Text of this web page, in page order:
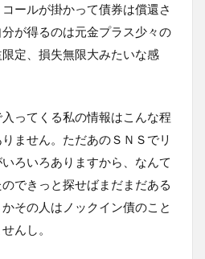
ールが掛かって債券は償還さ
が得るのは元金プラス少々の
定、損失無限大みたいな感
ってくる私の情報はこんな程
ません。ただあのＳＮＳでリ
ろいろありますから、なんて
できっと探せばまだまだある
その人はノックイン債のこと
んし。